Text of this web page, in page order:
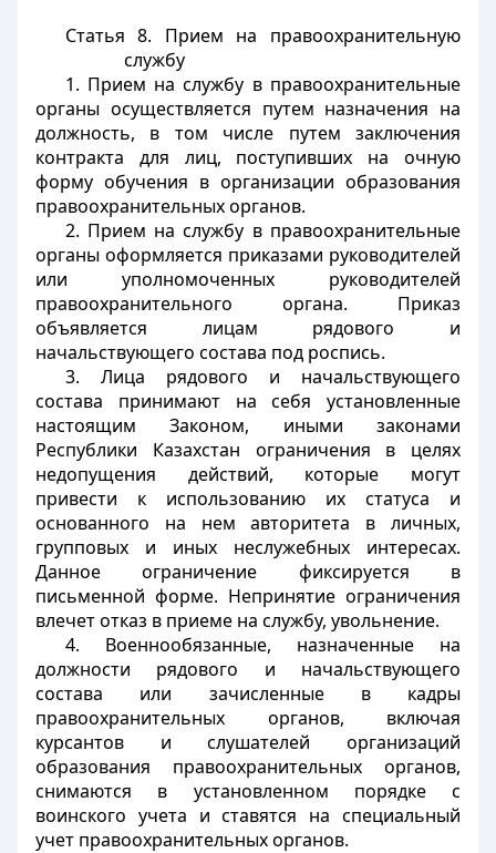
Статья 8. Прием на правоохранительную
службу
1. Прием на службу в правоохранительные
органы осуществляется путем назначения на
должность, в том числе путем заключения
контракта для лиц, поступивших на очную
форму обучения в организации образования
правоохранительных органов.
2. Прием на службу в правоохранительные
органы оформляется приказами руководителей
или уполномоченных руководителей
правоохранительного органа. Приказ
объявляется лицам рядового и
начальствующего состава под роспись.
3. Лица рядового и начальствующего
состава принимают на себя установленные
настоящим Законом, иными законами
Республики Казахстан ограничения в целях
недопущения действий, которые могут
привести к использованию их статуса и
основанного на нем авторитета в личных,
групповых и иных неслужебных интересах.
Данное ограничение фиксируется в
письменной форме. Непринятие ограничения
влечет отказ в приеме на службу, увольнение.
4. Военнообязанные, назначенные на
должности рядового и начальствующего
состава или зачисленные в кадры
правоохранительных органов, включая
курсантов и слушателей организаций
образования правоохранительных органов,
снимаются в установленном порядке с
воинского учета и ставятся на специальный
учет правоохранительных органов.